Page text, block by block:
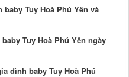
Tuy Hoà Phú Yên và
Tuy Hoà Phú Yên ngày
đình baby Tuy Hoà Phú